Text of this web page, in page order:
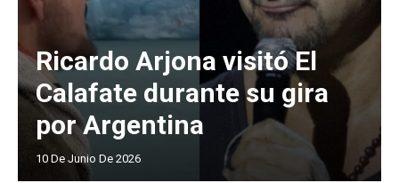
Ricardo Arjona visitó El
Calafate durante su gira
por Argentina
10 De Junio De 2026